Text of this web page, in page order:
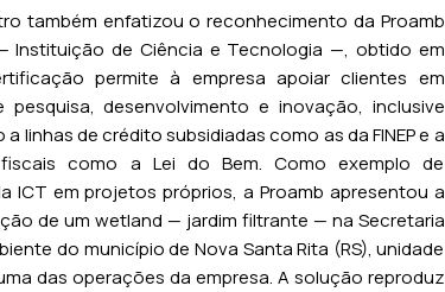
também enfatizou o reconhecimento da Proamb
Instituição de Ciência e Tecnologia —, obtido em
permite à empresa apoiar clientes em
pesquisa, desenvolvimento e inovação, inclusive
linhas de crédito subsidiadas como as da FINEP e a
como a Lei do Bem. Como exemplo de
ICT em projetos próprios, a Proamb apresentou a
de um wetland — jardim filtrante — na Secretaria
do município de Nova Santa Rita (RS), unidade
das operações da empresa. A solução reproduz